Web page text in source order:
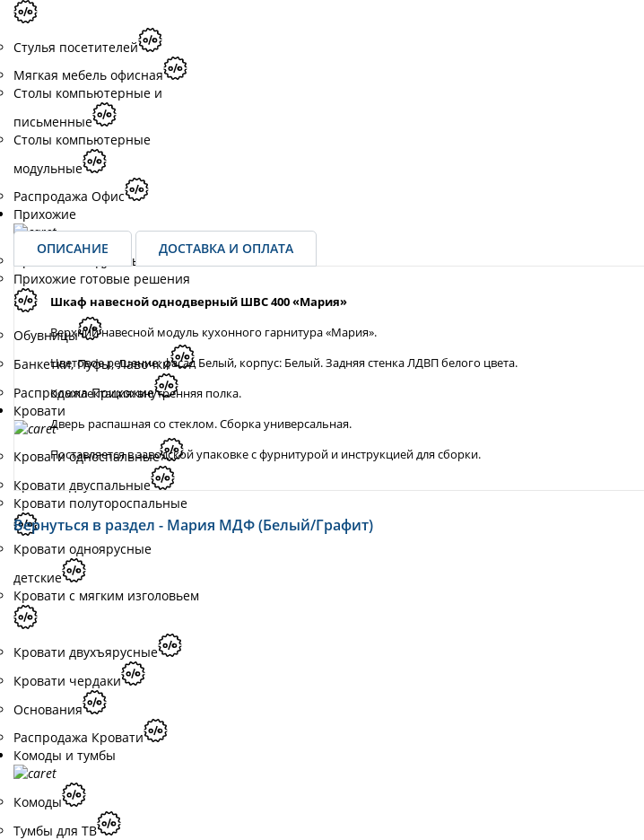
Стулья посетителей
Мягкая мебель офисная
Столы компьютерные и
письменные
Столы компьютерные
модульные
Распродажа Офис
Прихожие
Прихожие модульные
Прихожие готовые решения
Обувницы
Банкетки, Пуфы, Лавочки
Распродажа Прихожие
Кровати
Кровати односпальные
Кровати двуспальные
Кровати полутороспальные
Кровати одноярусные
детские
Кровати с мягким изголовьем
Кровати двухъярусные
Кровати чердаки
Основания
Распродажа Кровати
Комоды и тумбы
Комоды
Тумбы для ТВ
ОПИСАНИЕ ДОСТАВКА И ОПЛАТА
Шкаф навесной однодверный ШВС 400 «Мария»
Верхний навесной модуль кухонного гарнитура «Мария».
Цветовое решение: фасад Белый, корпус: Белый. Задняя стенка ЛДВП белого цвета.
Комплектация: внутренняя полка.
Дверь распашная со стеклом. Сборка универсальная.
Поставляется в заводской упаковке с фурнитурой и инструкцией для сборки.
Вернуться в раздел - Мария МДФ (Белый/Графит)